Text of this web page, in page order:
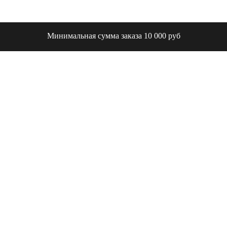
Минимальная сумма заказа 10 000 руб